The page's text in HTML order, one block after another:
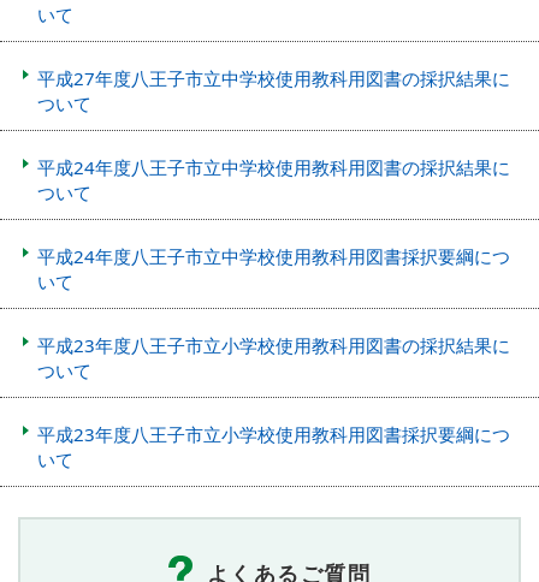
いて
平成27年度八王子市立中学校使用教科用図書の採択結果に
ついて
平成24年度八王子市立中学校使用教科用図書の採択結果に
ついて
平成24年度八王子市立中学校使用教科用図書採択要綱につ
いて
平成23年度八王子市立小学校使用教科用図書の採択結果に
ついて
平成23年度八王子市立小学校使用教科用図書採択要綱につ
いて
よくあるご質問